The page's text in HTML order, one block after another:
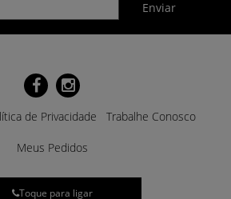
de Privacidade Trabalhe Conosco
Meus Pedidos
Toque para ligar